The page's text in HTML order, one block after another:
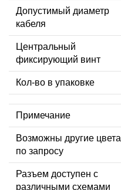
Допустимый диаметр
кабеля
Центральный
фиксирующий винт
Кол-во в упаковке
Примечание
Возможны другие цвета
по запросу
Разъем доступен с
различными схемами